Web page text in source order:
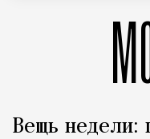
Вещь недели: